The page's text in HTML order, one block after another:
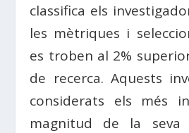
classifica els
les mètriques i
es troben al 2%
de recerca. Aquests
considerats els més
magnitud de la seva